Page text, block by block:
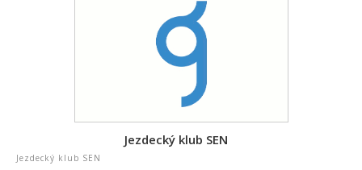
Jezdecký klub SEN
Jezdecký klub SEN